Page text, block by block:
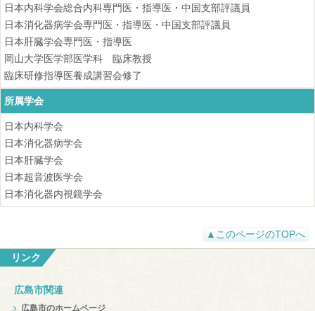
日本内科学会総合内科専門医・指導医・中国支部評議員
日本消化器病学会専門医・指導医・中国支部評議員
日本肝臓学会専門医・指導医
岡山大学医学部医学科 臨床教授
臨床研修指導医養成講習会修了
所属学会
日本内科学会
日本消化器病学会
日本肝臓学会
日本超音波医学会
日本消化器内視鏡学会
▲このページのTOPへ
リンク
広島市関連
広島市のホームページ